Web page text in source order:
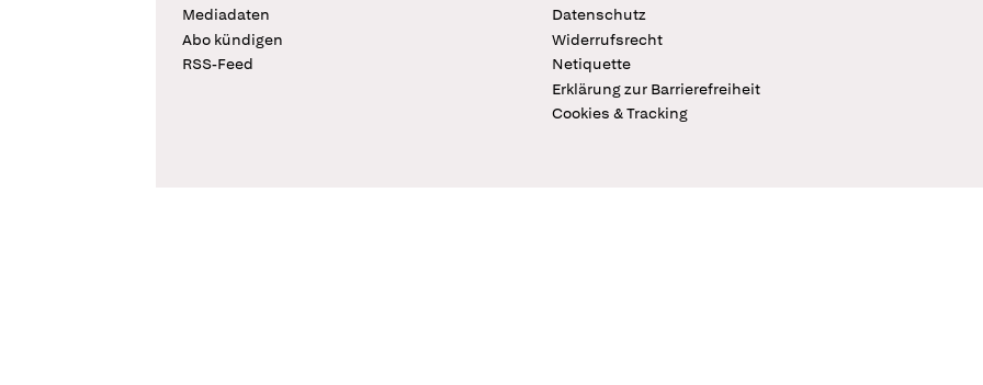
Mediadaten
Abo kündigen
RSS-Feed
Datenschutz
Widerrufsrecht
Netiquette
Erklärung zur Barrierefreiheit
Cookies & Tracking